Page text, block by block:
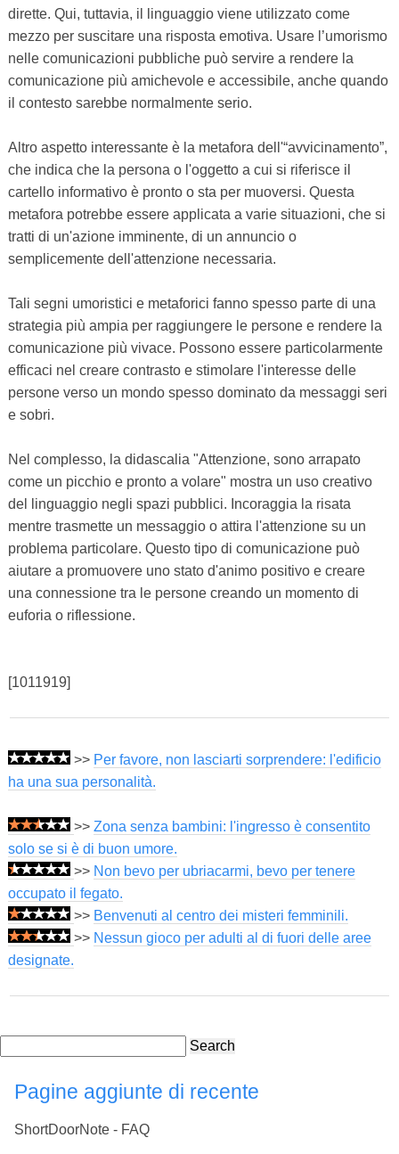
dirette. Qui, tuttavia, il linguaggio viene utilizzato come
mezzo per suscitare una risposta emotiva. Usare l’umorismo
nelle comunicazioni pubbliche può servire a rendere la
comunicazione più amichevole e accessibile, anche quando
il contesto sarebbe normalmente serio.
Altro aspetto interessante è la metafora dell'“avvicinamento”,
che indica che la persona o l'oggetto a cui si riferisce il
cartello informativo è pronto o sta per muoversi. Questa
metafora potrebbe essere applicata a varie situazioni, che si
tratti di un'azione imminente, di un annuncio o
semplicemente dell'attenzione necessaria.
Tali segni umoristici e metaforici fanno spesso parte di una
strategia più ampia per raggiungere le persone e rendere la
comunicazione più vivace. Possono essere particolarmente
efficaci nel creare contrasto e stimolare l'interesse delle
persone verso un mondo spesso dominato da messaggi seri
e sobri.
Nel complesso, la didascalia "Attenzione, sono arrapato
come un picchio e pronto a volare" mostra un uso creativo
del linguaggio negli spazi pubblici. Incoraggia la risata
mentre trasmette un messaggio o attira l'attenzione su un
problema particolare. Questo tipo di comunicazione può
aiutare a promuovere uno stato d'animo positivo e creare
una connessione tra le persone creando un momento di
euforia o riflessione.
[1011919]
>> Per favore, non lasciarti sorprendere: l'edificio
ha una sua personalità.
>> Zona senza bambini: l'ingresso è consentito
solo se si è di buon umore.
>> Non bevo per ubriacarmi, bevo per tenere
occupato il fegato.
>> Benvenuti al centro dei misteri femminili.
>> Nessun gioco per adulti al di fuori delle aree
designate.
Search
Pagine aggiunte di recente
ShortDoorNote - FAQ